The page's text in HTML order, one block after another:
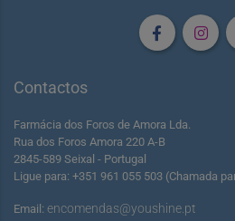
Contactos
Farmácia dos Foros de Amora Lda.
Rua dos Foros Amora 220 A-B
2845-589 Seixal - Portugal
Ligue para: +351 961 055 503 (Chamada
Email: encomendas@youshine.pt